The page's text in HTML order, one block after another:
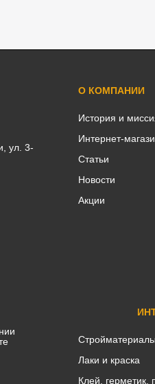
ул. 3-
О КОМПАНИИ
История и
Интернет-
Статьи
Новости
Акции
Стройматериалы
Лаки и краска
Клей, герметик,